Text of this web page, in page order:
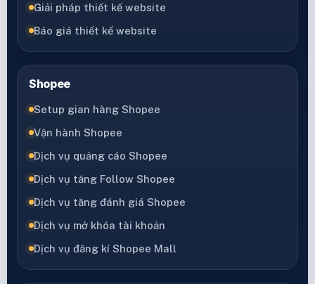
Giải pháp thiết kế website
Báo giá thiết kế website
Shopee
Setup gian hàng Shopee
Vận hành Shopee
Dịch vụ quảng cáo Shopee
Dịch vụ tăng Follow Shopee
Dịch vụ tăng đánh giá Shopee
Dịch vụ mở khóa tài khoản
Dịch vụ đăng kí Shopee Mall